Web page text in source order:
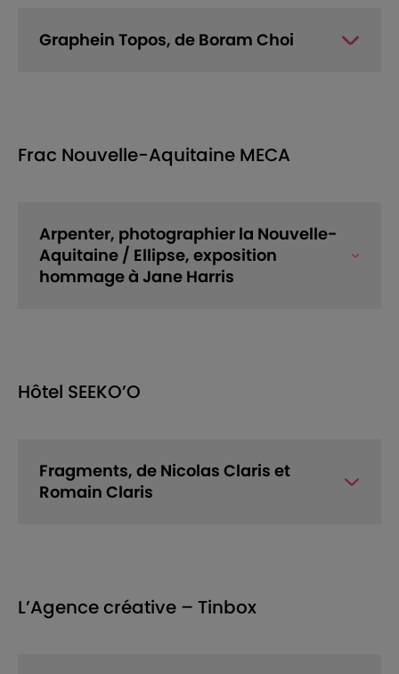
Graphein Topos, de Boram Choi
Frac Nouvelle-Aquitaine MECA
Arpenter, photographier la Nouvelle-
Aquitaine / Ellipse, exposition
hommage à Jane Harris
Hôtel SEEKO’O
Fragments, de Nicolas Claris et
Romain Claris
L’Agence créative – Tinbox